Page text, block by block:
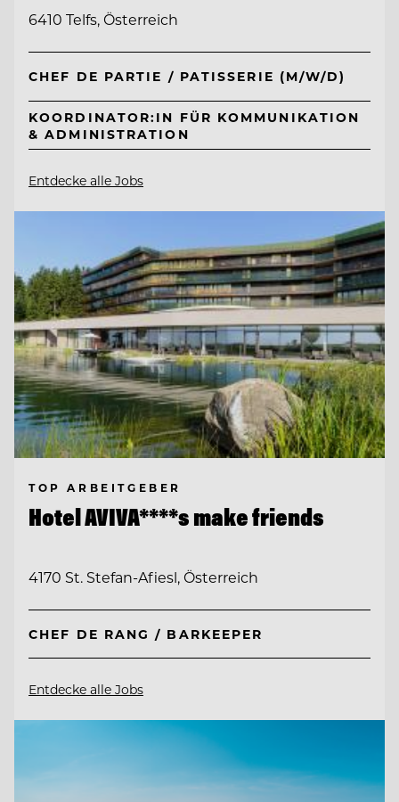
6410 Telfs, Österreich
CHEF DE PARTIE / PATISSERIE (M/W/D)
KOORDINATOR:IN FÜR KOMMUNIKATION
& ADMINISTRATION
Entdecke alle Jobs
TOP ARBEITGEBER
Hotel AVIVA****s make friends
4170 St. Stefan-Afiesl, Österreich
CHEF DE RANG / BARKEEPER
Entdecke alle Jobs